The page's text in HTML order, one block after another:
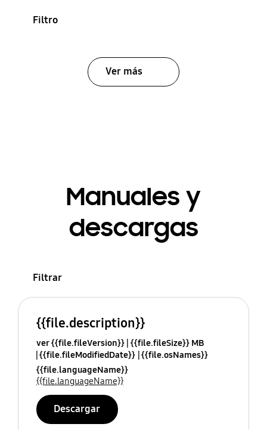
Filtro
Ver más
Manuales y
descargas
Filtrar
{{file.description}}
ver {{file.fileVersion}} {{file.fileSize}} MB
{{file.fileModifiedDate}} {{file.osNames}}
{{file.languageName}}
{{file.languageName}}
Descargar